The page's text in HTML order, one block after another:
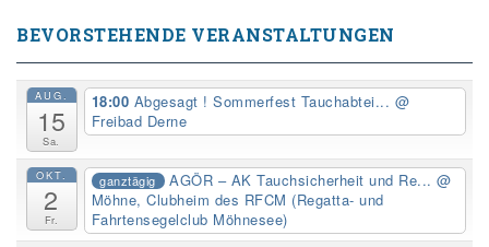
BEVORSTEHENDE VERANSTALTUNGEN
AUG.
15
Sa.
18:00 Abgesagt ! Sommerfest Tauchabtei... @
Freibad Derne
OKT.
2
Fr.
ganztägig AGÖR – AK Tauchsicherheit und Re...@
Möhne, Clubheim des RFCM (Regatta- und
Fahrtensegelclub Möhnesee)